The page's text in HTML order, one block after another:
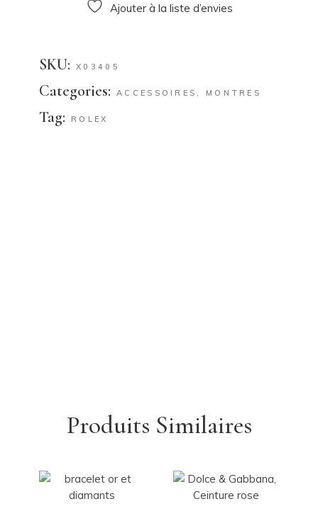
Ajouter à la liste d’envies
SKU: X03405
Categories: ACCESSOIRES , MONTRES
Tag: ROLEX
Produits Similaires